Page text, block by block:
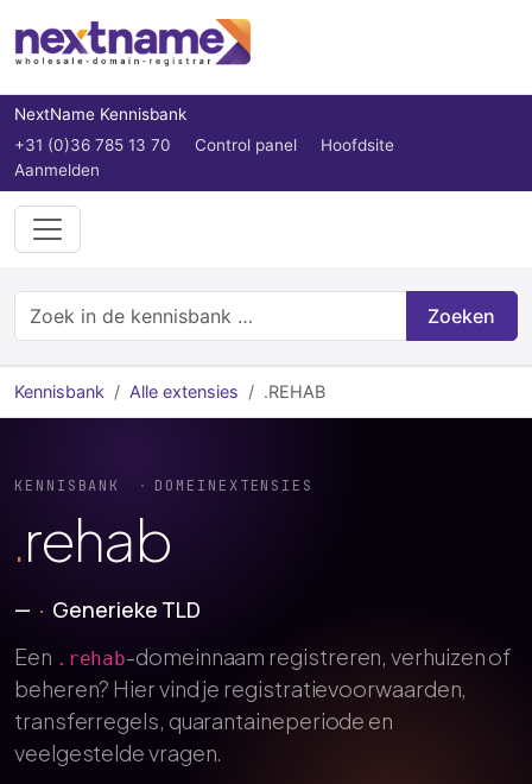
NextName Kennisbank
+31 (0)36 785 13 70
Control panel
Hoofdsite
Aanmelden
Zoeken
Kennisbank Alle extensies .REHAB
KENNISBANK DOMEINEXTENSIES
.rehab
— Generieke TLD
Een .rehab-domeinnaam registreren, verhuizen of
beheren? Hier vind je registratievoorwaarden,
transferregels, quarantaineperiode en
veelgestelde vragen.